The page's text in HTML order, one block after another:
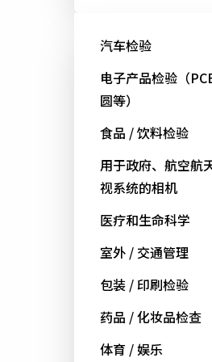
汽车检验
电子产品检验（
圆等）
食品 / 饮料检验
用于政府、航空航
视系统的相机
医疗和生命科学
室外 / 交通管理
包装 / 印刷检验
药品 / 化妆品检查
体育 / 娱乐